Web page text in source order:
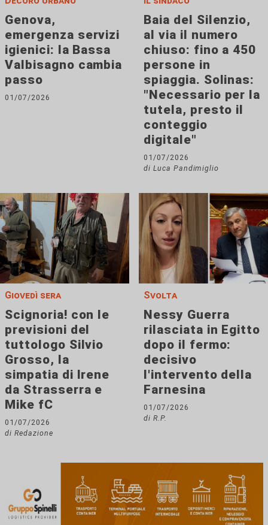
Genova,
emergenza servizi
igienici: la Bassa
Valbisagno cambia
passo
01/07/2026
Baia del Silenzio,
al via il numero
chiuso: fino a 450
persone in
spiaggia. Solinas:
"Necessario per la
tutela, presto il
conteggio
digitale"
01/07/2026
di Luca Pandimiglio
Giovedì sera
Scignoria! con le
previsioni del
tuttologo Silvio
Grosso, la
simpatia di Irene
da Strasserra e
Mike fC
01/07/2026
di Redazione
Svolta
Nessy Guerra
rilasciata in Egitto
dopo il fermo:
decisivo
l'intervento della
Farnesina
01/07/2026
di R.P.